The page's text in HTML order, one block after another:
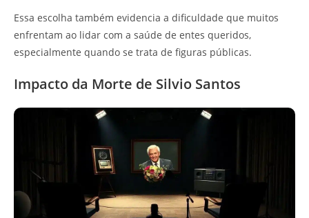
Essa escolha também evidencia a dificuldade que muitos
enfrentam ao lidar com a saúde de entes queridos,
especialmente quando se trata de figuras públicas.
Impacto da Morte de Silvio Santos